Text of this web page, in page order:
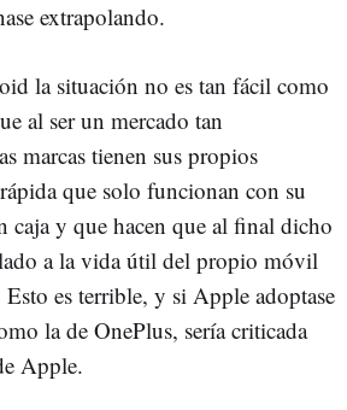
extrapolando.
la situación no es tan fácil como
al ser un mercado tan
marcas tienen sus propios
que solo funcionan con su
caja y que hacen que al final dicho
a la vida útil del propio móvil
es terrible, y si Apple adoptase
la de OnePlus, sería criticada
Apple.